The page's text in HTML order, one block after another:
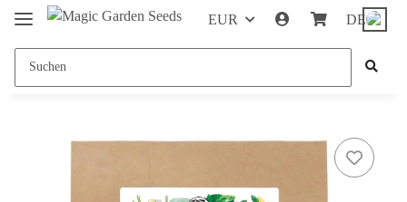
EUR DE